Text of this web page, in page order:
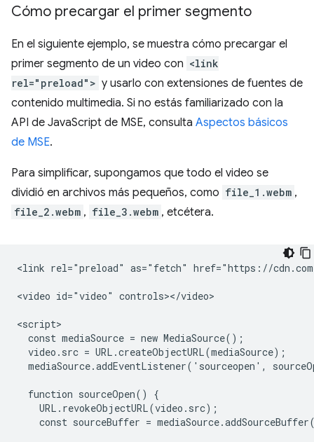
Cómo precargar el primer segmento
En el siguiente ejemplo, se muestra cómo precargar el
primer segmento de un video con <link
rel="preload"> y usarlo con extensiones de fuentes de
contenido multimedia. Si no estás familiarizado con la
API de JavaScript de MSE, consulta Aspectos básicos
de MSE.
Para simplificar, supongamos que todo el video se
dividió en archivos más pequeños, como file_1.webm ,
file_2.webm , file_3.webm , etcétera.
<link rel="preload" as="fetch" href="https://
<video id="video" controls></video>
<script>
  const mediaSource = new MediaSource();
  video.src = URL.createObjectURL(mediaSource);
mediaSource.addEventListener('sourceopen',
  function sourceOpen() {
    URL.revokeObjectURL(video.src);
const sourceBuffer =